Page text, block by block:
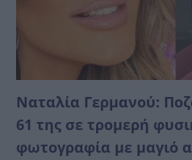
Ναταλία Γερμανού:
61 της σε τρομερή
φωτογραφία με μαγιό